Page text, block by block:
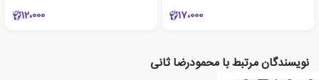
17،000 12،000
نویسندگان مرتبط با محمودرضا ثانی